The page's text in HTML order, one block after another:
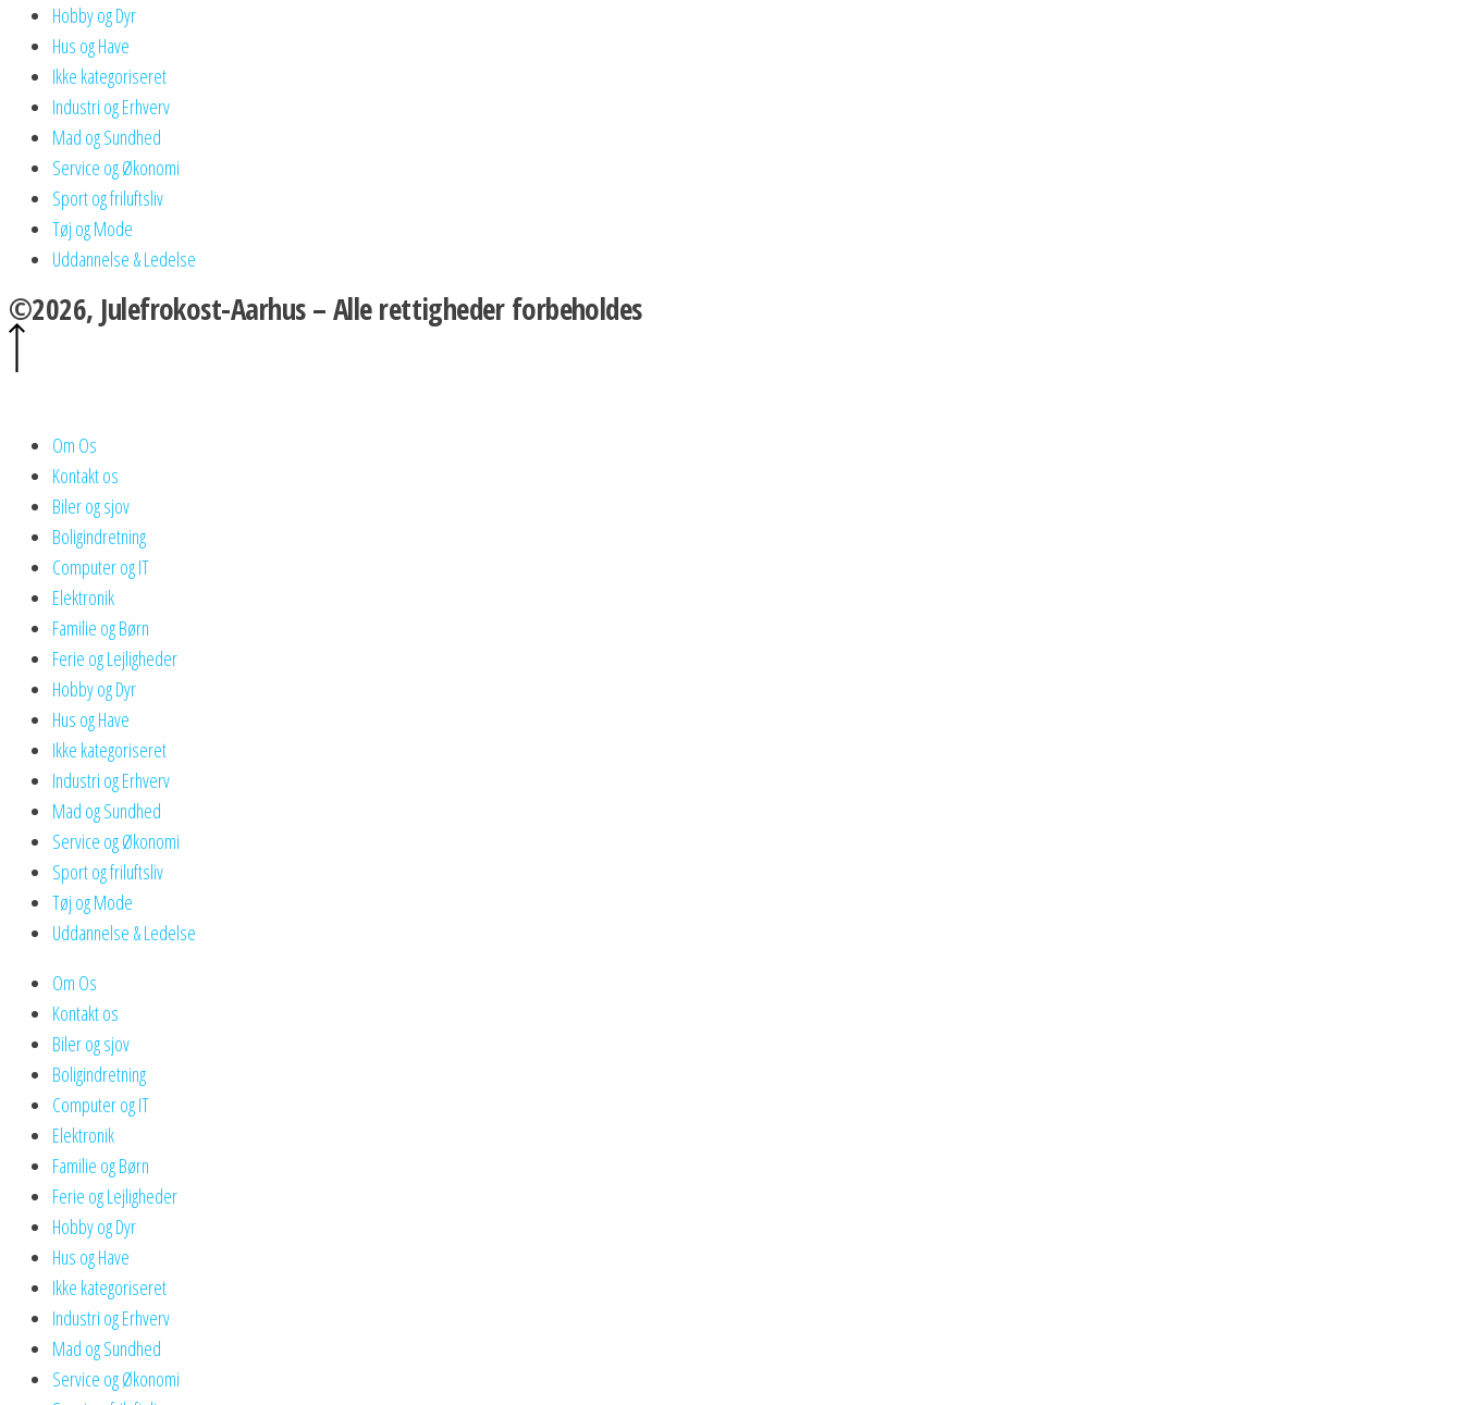
Hobby og Dyr
Hus og Have
Ikke kategoriseret
Industri og Erhverv
Mad og Sundhed
Service og Økonomi
Sport og friluftsliv
Tøj og Mode
Uddannelse & Ledelse
©2026, Julefrokost-Aarhus – Alle rettigheder forbeholdes
Om Os
Kontakt os
Biler og sjov
Boligindretning
Computer og IT
Elektronik
Familie og Børn
Ferie og Lejligheder
Hobby og Dyr
Hus og Have
Ikke kategoriseret
Industri og Erhverv
Mad og Sundhed
Service og Økonomi
Sport og friluftsliv
Tøj og Mode
Uddannelse & Ledelse
Om Os
Kontakt os
Biler og sjov
Boligindretning
Computer og IT
Elektronik
Familie og Børn
Ferie og Lejligheder
Hobby og Dyr
Hus og Have
Ikke kategoriseret
Industri og Erhverv
Mad og Sundhed
Service og Økonomi